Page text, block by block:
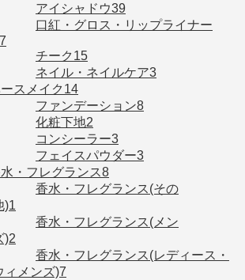
アイシャドウ39
口紅・グロス・リップライナー
チーク 15
ネイル・ネイルケア3
スメイク 14
ファンデーション8
化粧下地2
コンシーラー3
フェイスパウダー3
・フレグランス8
香水・フレグランス(その
)1
香水・フレグランス(メン
)2
香水・フレグランス(レディース・
ィメンズ)7